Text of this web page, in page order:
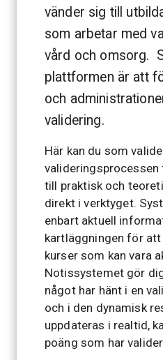
vänder sig till
som arbetar med
vård och omsorg.
plattformen är att
och
validering.
Här kan du som
till praktisk och
direkt i verktyget.
enbart aktuell
kartläggningen för
kurser som kan vara
Notissystemet gör
något har hänt i en
och i den dynamisk
uppdateras i realtid,
poäng som har